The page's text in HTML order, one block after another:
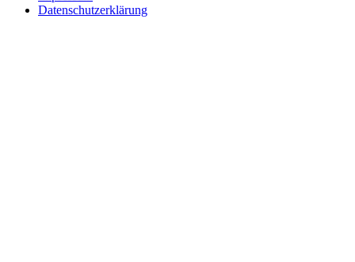
Datenschutzerklärung